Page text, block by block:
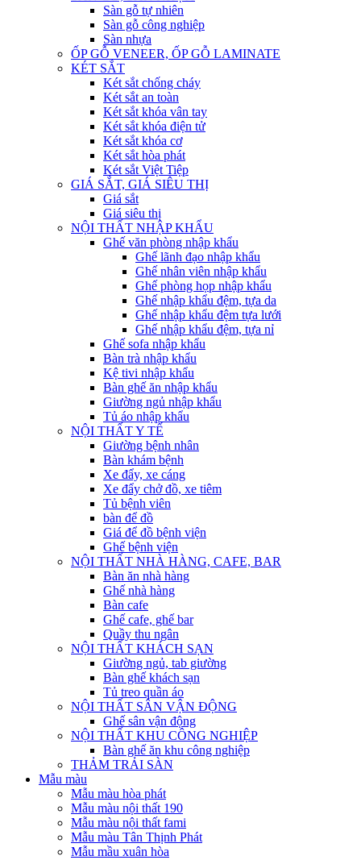
Sàn gỗ tự nhiên
Sàn gỗ công nghiệp
Sàn nhựa
ỐP GỖ VENEER, ỐP GỖ LAMINATE
KÉT SẮT
Két sắt chống cháy
Két sắt an toàn
Két sắt khóa vân tay
Két sắt khóa điện tử
Két sắt khóa cơ
Két sắt hòa phát
Két sắt Việt Tiệp
GIÁ SẮT, GIÁ SIÊU THỊ
Giá sắt
Giá siêu thị
NỘI THẤT NHẬP KHẨU
Ghế văn phòng nhập khẩu
Ghế lãnh đạo nhập khẩu
Ghế nhân viên nhập khẩu
Ghế phòng họp nhập khẩu
Ghế nhập khẩu đệm, tựa da
Ghế nhập khẩu đệm tựa lưới
Ghế nhập khẩu đệm, tựa nỉ
Ghế sofa nhập khẩu
Bàn trà nhập khẩu
Kệ tivi nhập khẩu
Bàn ghế ăn nhập khẩu
Giường ngủ nhập khẩu
Tủ áo nhập khẩu
NỘI THẤT Y TẾ
Giường bệnh nhân
Bàn khám bệnh
Xe đẩy, xe cáng
Xe đẩy chở đồ, xe tiêm
Tủ bệnh viên
bàn để đồ
Giá để đồ bệnh viện
Ghế bệnh viện
NỘI THẤT NHÀ HÀNG, CAFE, BAR
Bàn ăn nhà hàng
Ghế nhà hàng
Bàn cafe
Ghế cafe, ghế bar
Quầy thu ngân
NỘI THẤT KHÁCH SẠN
Giường ngủ, tab giường
Bàn ghế khách sạn
Tủ treo quần áo
NỘI THẤT SÂN VẬN ĐỘNG
Ghế sân vận động
NỘI THẤT KHU CÔNG NGHIỆP
Bàn ghế ăn khu công nghiệp
THẢM TRẢI SÀN
Mẫu màu
Mẫu màu hòa phát
Mẫu màu nội thất 190
Mẫu màu nội thất fami
Mẫu màu Tân Thịnh Phát
Mẫu mầu xuân hòa